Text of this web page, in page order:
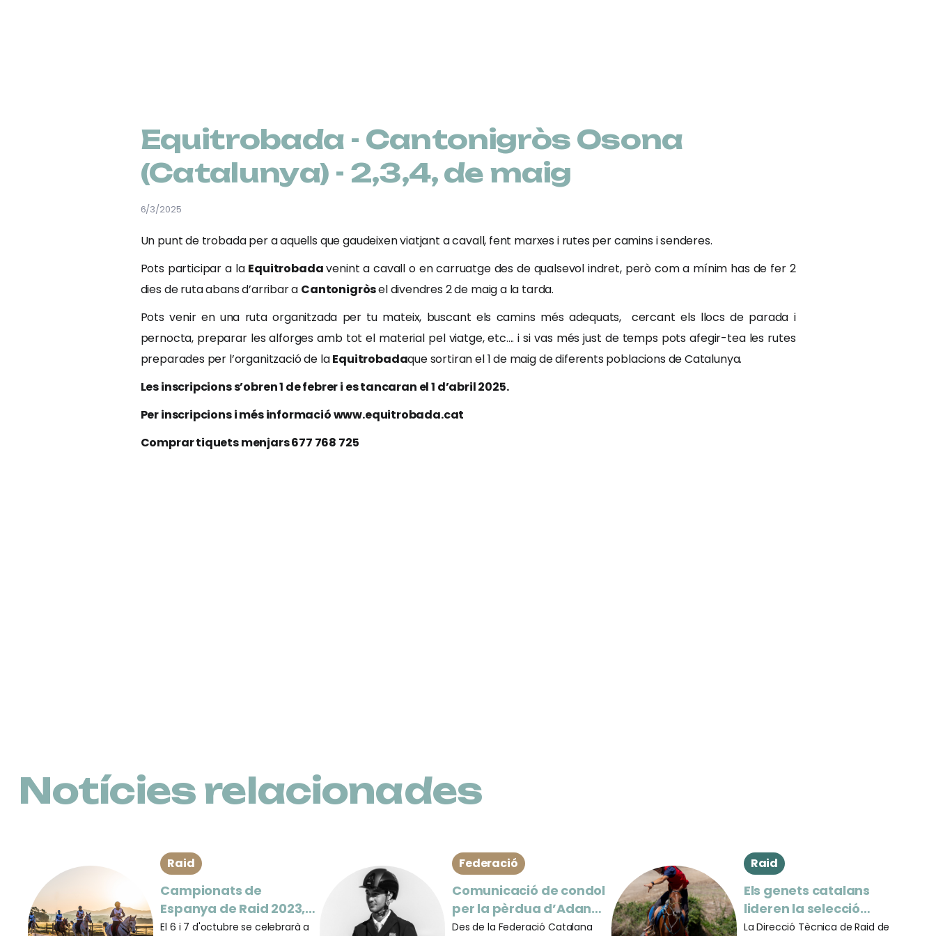
Equitrobada - Cantonigròs Osona
(Catalunya) - 2,3,4, de maig
6/3/2025
Un punt de trobada per a aquells que gaudeixen viatjant a cavall, fent marxes i rutes per camins i senderes.
Pots participar a la Equitrobadavenint a cavall o en carruatge des de qualsevol indret, però com a mínim has de fer 2
dies de ruta abans d’arribar a Cantonigròsel divendres 2 de maig a la tarda.
Pots venir en una ruta organitzada per tu mateix, buscant els camins més adequats, cercant els llocs de parada i
pernocta, preparar les alforges amb tot el material pel viatge, etc.... i si vas més just de temps pots afegir-tea les rutes
preparades per l’organització de laEquitrobadaque sortiran el 1 de maig de diferents poblacions de Catalunya.
Les inscripcions s’obren 1 de febrer i es tancaran el 1 d’abril 2025.
Per inscripcions i més informació www.equitrobada.cat
Comprar tiquets menjars 677 768 725
Notícies relacionades
Raid
Campionats de
Espanya de Raid 2023,
puc participar-hi?
El 6 i 7 d'octubre se celebrarà a
Federació
Comunicació de condol
per la pèrdua d’Adan
Esterlich
Des de la Federació Catalana
Raid
Els genets catalans
lideren la selecció
espanyola per al
La Direcció Tècnica de Raid de